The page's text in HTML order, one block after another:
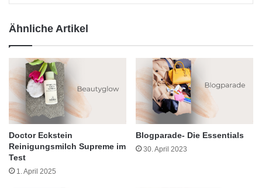
Ähnliche Artikel
Doctor Eckstein
Reinigungsmilch Supreme im
Test
1. April 2025
Blogparade- Die Essentials
30. April 2023